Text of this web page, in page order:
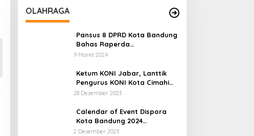
OLAHRAGA
Pansus 8 DPRD Kota Bandung
Bahas Raperda
Keolahragaan Yang Sempat
9 Maret 2024
Ketum KONI Jabar, Lanttik
Pengurus KONI Kota Cimahi
Masa Bakti 2023-2027
28 Desember 2023
Calendar of Event Dispora
Kota Bandung 2024
Diresmikan
2 Desember 2023